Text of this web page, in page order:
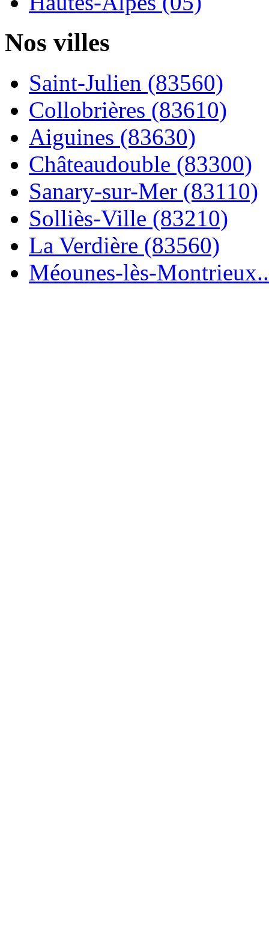
Nos villes
Saint-Julien (83560)
Collobrières (83610)
Aiguines (83630)
Châteaudouble (83300)
Sanary-sur-Mer (83110)
Solliès-Ville (83210)
La Verdière (83560)
Méounes-lès-